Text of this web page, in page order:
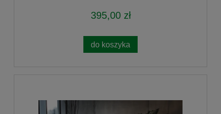
395,00 zł
do koszyka